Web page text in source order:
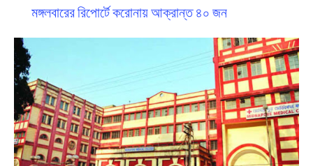
মঙ্গলবারের রিপোর্টে করোনায় আক্রান্ত ৪০ জন